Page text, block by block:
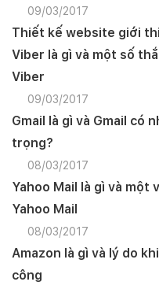
09/03/2017
Thiết kế website giới
Viber là gì và một số
Viber
09/03/2017
Gmail là gì và Gmail có
trọng?
08/03/2017
Yahoo Mail là gì và một
Yahoo Mail
08/03/2017
Amazon là gì và lý do
công